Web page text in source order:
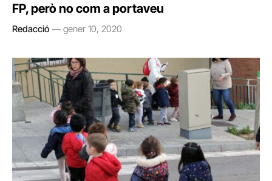
FP, però no com a portaveu
Redacció gener 10, 2020